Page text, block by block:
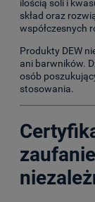
ilością soli i
skład oraz
współczesnych
Produkty DEW
ani barwników.
osób
stosowania.